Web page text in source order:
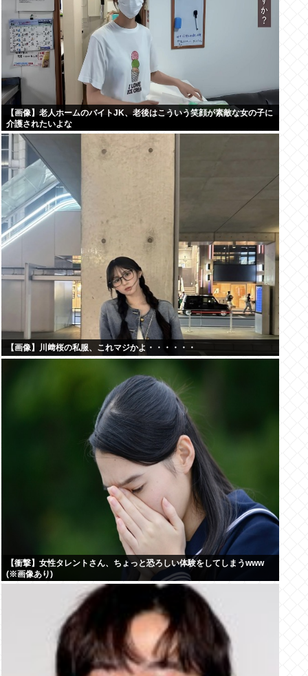
【画像】老人ホームのバイトJK、老後はこういう笑顔が素敵な女の子に
介護されたいよな
【画像】川﨑桜の私服、これマジかよ・・・・・・
【衝撃】女性タレントさん、ちょっと恐ろしい体験をしてしまうwww
(※画像あり)